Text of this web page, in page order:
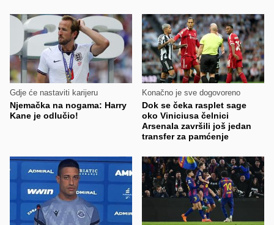
Gdje će nastaviti karijeru
Njemačka na nogama: Harry
Kane je odlučio!
Konačno je sve dogovoreno
Dok se čeka rasplet sage
oko Viniciusa čelnici
Arsenala završili još jedan
transfer za pamćenje